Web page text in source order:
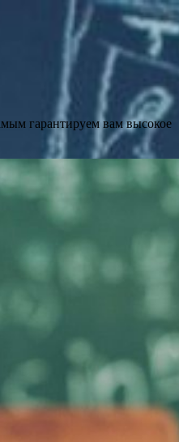
гарантируем вам высокое